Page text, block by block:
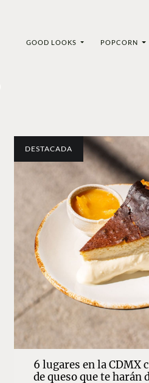
GOOD LOOKS POPCORN
DESTACADA
6 lugares en la CDMX
de queso que te harán